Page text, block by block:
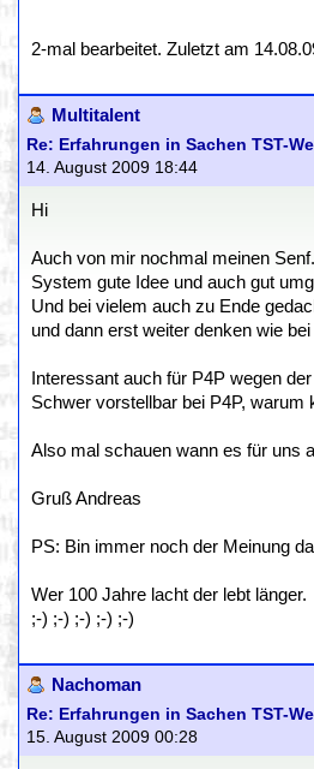
2-mal bearbeitet. Zuletzt am
Multitalent
Re: Erfahrungen in Sachen TST-
14. August 2009 18:44
Hi
Auch von mir nochmal meinen
System gute Idee und auch gut
Und bei vielem auch zu Ende
und dann erst weiter denken wie
Interessant auch für P4P wegen
Schwer vorstellbar bei P4P, warum
Also mal schauen wann es für uns
Gruß Andreas
PS: Bin immer noch der Meinung
Wer 100 Jahre lacht der lebt länger.
;-) ;-) ;-) ;-) ;-)
Nachoman
Re: Erfahrungen in Sachen TST-
15. August 2009 00:28